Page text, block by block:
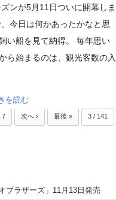
ンが5月11日ついに開幕しま
今日は何かあったかなと思
い船を見て納得。 毎年思い
ら始まるのは、観光客数の入
を読む
7 次へ › 最後 » 3 / 141
ブラザーズ」11月13日発売